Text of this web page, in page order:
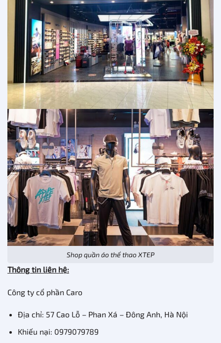
Shop quần áo thể thao XTEP
Thông tin liên hệ:
Công ty cổ phần Caro
Địa chỉ: 57 Cao Lỗ – Phan Xá – Đông Anh, Hà Nội
Khiếu nại: 0979079789